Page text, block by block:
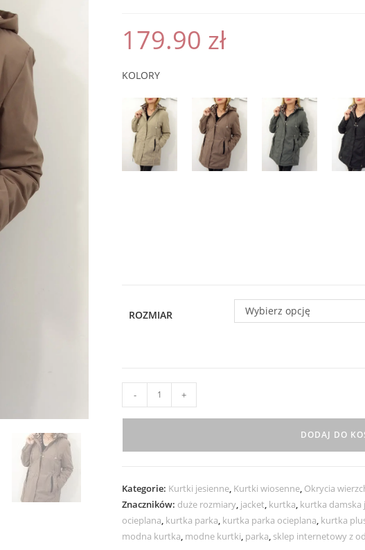
179.90 zł
KOLORY
ROZMIAR Wybierz opcję
Kurtka
ZARIA
od
- +
DODAJ DO
Kategorie: Kurtki jesienne, Kurtki wiosenne, Okrycia
Znaczników: duże rozmiary, jacket, kurtka, kurtka damska
ocieplana, kurtka parka, kurtka parka ocieplana, kurtka
modna kurtka, modne kurtki, parka, sklep internetowy z